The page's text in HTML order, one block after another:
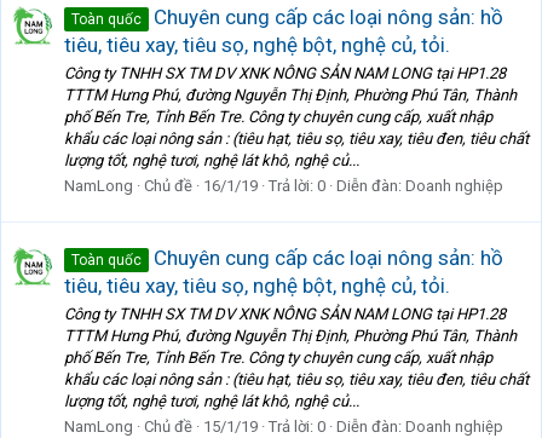
Toàn quốc
Chuyên cung cấp các loại nông sản: hồ
tiêu, tiêu xay, tiêu sọ, nghệ bột, nghệ củ, tỏi.
Công ty TNHH SX TM DV XNK NÔNG SẢN NAM LONG tại HP1.28
TTTM Hưng Phú, đường Nguyễn Thị Định, Phường Phú Tân, Thành
phố Bến Tre, Tỉnh Bến Tre. Công ty chuyên cung cấp, xuất nhập
khẩu các loại nông sản : (tiêu hạt, tiêu sọ, tiêu xay, tiêu đen, tiêu chất
lượng tốt, nghệ tươi, nghệ lát khô, nghệ củ...
NamLong
Chủ đề 16/1/19 Trả lời: 0 Diễn đàn: Doanh nghiệp
Toàn quốc
Chuyên cung cấp các loại nông sản: hồ
tiêu, tiêu xay, tiêu sọ, nghệ bột, nghệ củ, tỏi.
Công ty TNHH SX TM DV XNK NÔNG SẢN NAM LONG tại HP1.28
TTTM Hưng Phú, đường Nguyễn Thị Định, Phường Phú Tân, Thành
phố Bến Tre, Tỉnh Bến Tre. Công ty chuyên cung cấp, xuất nhập
khẩu các loại nông sản : (tiêu hạt, tiêu sọ, tiêu xay, tiêu đen, tiêu chất
lượng tốt, nghệ tươi, nghệ lát khô, nghệ củ...
NamLong
Chủ đề 15/1/19 Trả lời: 0 Diễn đàn: Doanh nghiệp